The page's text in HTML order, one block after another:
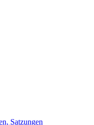
Satzungen